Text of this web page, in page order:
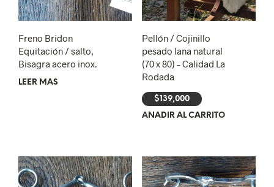
Freno Bridon
Equitación / salto,
Bisagra acero inox.
LEER MÁS
Pellón / Cojinillo
pesado lana natural
(70 x 80) – Calidad La
Rodada
$139,000
AÑADIR AL CARRITO